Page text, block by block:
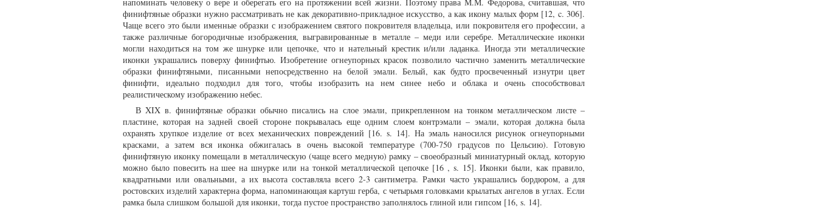
напоминать человеку о вере и оберегать его на протяжении всей жизни. Поэтому права М.М. Федорова, считавшая, что
финифтяные образки нужно рассматривать не как декоративно-прикладное искусство, а как икону малых форм [12, c. 306].
Чаще всего это были именные образки с изображением святого покровителя владельца, или покровителя его профессии, а
также различные богородичные изображения, выгравированные в металле – меди или серебре. Металлические иконки
могли находиться на том же шнурке или цепочке, что и нательный крестик и/или ладанка. Иногда эти металлические
иконки украшались поверху финифтью. Изобретение огнеупорных красок позволило частично заменить металлические
образки финифтяными, писанными непосредственно на белой эмали. Белый, как будто просвеченный изнутри цвет
финифти, идеально подходил для того, чтобы изобразить на нем синее небо и облака и очень способствовал
реалистическому изображению небес.
В XIX в. финифтяные образки обычно писались на слое эмали, прикрепленном на тонком металлическом листе –
пластине, которая на задней своей стороне покрывалась еще одним слоем контрэмали – эмали, которая должна была
охранять хрупкое изделие от всех механических повреждений [16. s. 14]. На эмаль наносился рисунок огнеупорными
красками, а затем вся иконка обжигалась в очень высокой температуре (700-750 градусов по Цельсию). Готовую
финифтяную иконку помещали в металлическую (чаще всего медную) рамку – своеобразный миниатурный оклад, которую
можно было повесить на шее на шнурке или на тонкой металлической цепочке [16 , s. 15]. Иконки были, как правило,
квадратными или овальными, а их высота составляла всего 2-3 сантиметра. Рамки часто украшались бордюром, а для
ростовских изделий характерна форма, напоминающая картуш герба, с четырьмя головками крылатых ангелов в углах. Если
рамка была слишком большой для иконки, тогда пустое пространство заполнялось глиной или гипсом [16, s. 14].